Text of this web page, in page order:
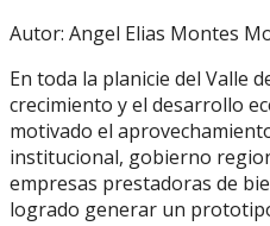
Autor: Angel Elias Montes
En toda la planicie del Valle
crecimiento y el desarrollo
motivado el
institucional, gobierno
empresas prestadoras de
logrado generar un